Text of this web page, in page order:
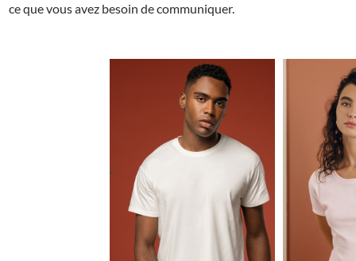
ce que vous avez besoin de communiquer.